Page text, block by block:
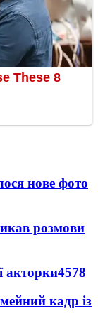
нове фото
розмови
акторки4578
кадр із